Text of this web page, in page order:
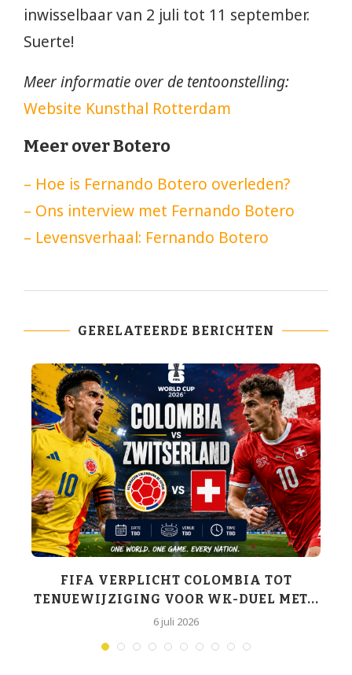
inwisselbaar van 2 juli tot 11 september.
Suerte!
Meer informatie over de tentoonstelling:
Website Kunsthal Rotterdam
Meer over Botero
– Hoe is Fernando Botero overleden?
– Ons interview met Fernando Botero
– Levensverhaal: Fernando Botero
GERELATEERDE BERICHTEN
FIFA VERPLICHT COLOMBIA TOT
TENUEWIJZIGING VOOR WK-DUEL MET...
6 juli 2026